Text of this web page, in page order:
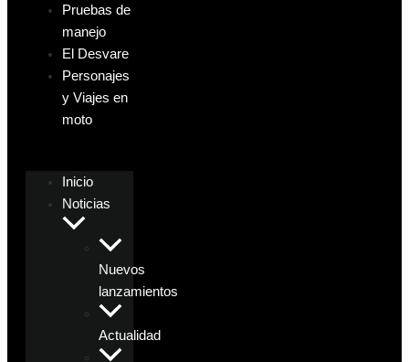
Pruebas de
manejo
El Desvare
Personajes
y Viajes en
moto
Inicio
Noticias
Nuevos
lanzamientos
Actualidad